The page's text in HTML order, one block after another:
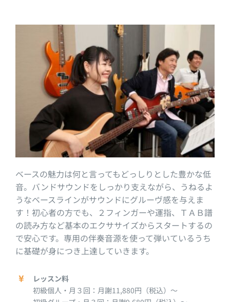
ベースの魅力は何と言ってもどっしりとした豊かな低
音。バンドサウンドをしっかり支えながら、うねるよ
うなベースラインがサウンドにグルーヴ感を与えま
す！初心者の方でも、２フィンガーや運指、ＴＡＢ譜
の読み方など基本のエクササイズからスタートするの
で安心です。専用の伴奏音源を使って弾いているうち
に基礎が身につき上達していきます。
レッスン料
初級個人・月３回：月謝11,880円（税込）～